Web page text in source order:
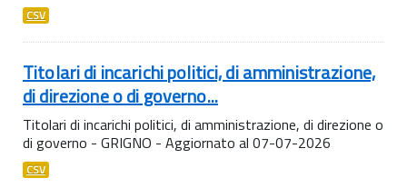
CSV
Titolari di incarichi politici, di amministrazione,
di direzione o di governo...
Titolari di incarichi politici, di amministrazione, di direzione o
di governo - GRIGNO - Aggiornato al 07-07-2026
CSV